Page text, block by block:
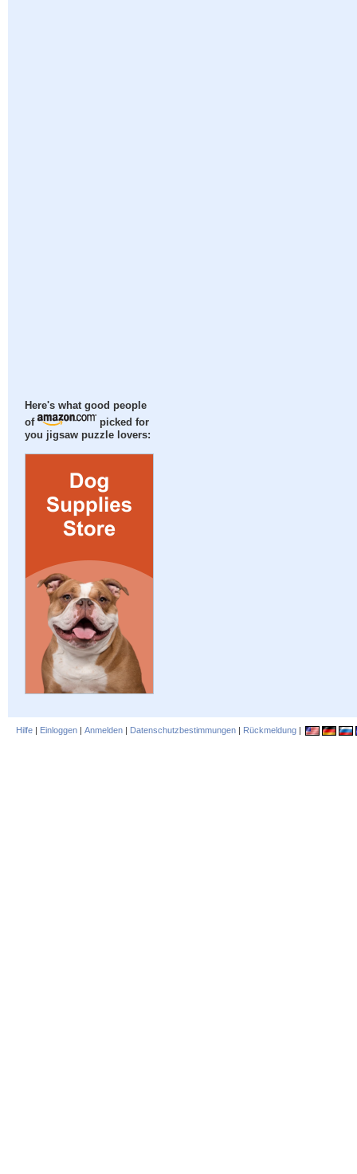
Here's what good people
of
picked for
you jigsaw puzzle lovers:
Hilfe | Einloggen | Anmelden | Datenschutzbestimmungen | Rückmeldung |